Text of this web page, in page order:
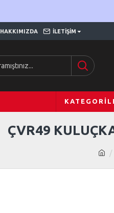
HAKKIMIZDA İLETIŞIM
ÇVR49